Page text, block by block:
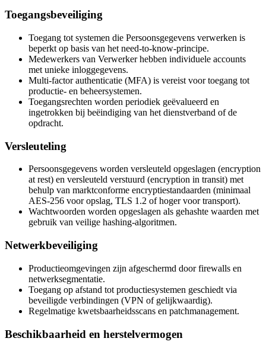
Toegangsbeveiliging
Toegang tot systemen die Persoonsgegevens verwerken is
beperkt op basis van het need-to-know-principe.
Medewerkers van Verwerker hebben individuele accounts
met unieke inloggegevens.
Multi-factor authenticatie (MFA) is vereist voor toegang tot
productie- en beheersystemen.
Toegangsrechten worden periodiek geëvalueerd en
ingetrokken bij beëindiging van het dienstverband of de
opdracht.
Versleuteling
Persoonsgegevens worden versleuteld opgeslagen (encryption
at rest) en versleuteld verstuurd (encryption in transit) met
behulp van marktconforme encryptiestandaarden (minimaal
AES-256 voor opslag, TLS 1.2 of hoger voor transport).
Wachtwoorden worden opgeslagen als gehashte waarden met
gebruik van veilige hashing-algoritmen.
Netwerkbeveiliging
Productieomgevingen zijn afgeschermd door firewalls en
netwerksegmentatie.
Toegang op afstand tot productiesystemen geschiedt via
beveiligde verbindingen (VPN of gelijkwaardig).
Regelmatige kwetsbaarheidsscans en patchmanagement.
Beschikbaarheid en herstelvermogen